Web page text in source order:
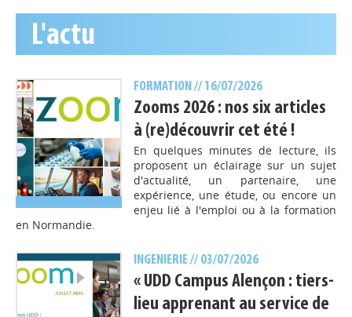
L'actu
FORMATION // 16/07/2026
Zooms 2026 : nos six articles
à (re)découvrir cet été !
En quelques minutes de lecture, ils
proposent un éclairage sur un sujet
d'actualité, un partenaire, une
expérience, une étude, ou encore un
enjeu lié à l'emploi ou à la formation
en Normandie.
INGENIERIE// 03/07/2026
« UDD Campus Alençon : tiers-
lieu apprenant au service de